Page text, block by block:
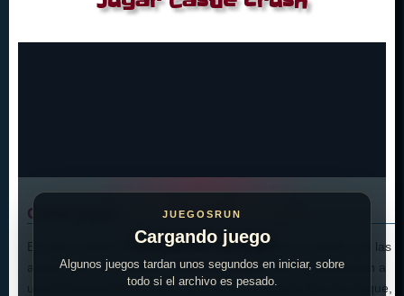
JUEGOSRUN
Cargando juego
Algunos juegos tardan unos segundos en iniciar, sobre
todo si el archivo es pesado.
Cómo jugar:
En esta ocasión tendremos que atacar desde un castillo con las
armas que nos faciliten a varios enemigos que se posicionan a
una distancia determinada, pero no es cualquier tipo de ataque,